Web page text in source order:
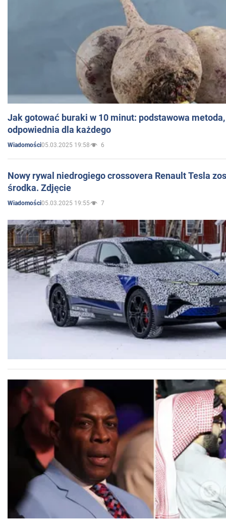
Jak gotować buraki w 10 minut: podstawowa
odpowiednia dla każdego
Wiadomości05.03.2025 19:58 6
Nowy rywal niedrogiego crossovera Renault Tesla
środka. Zdjęcie
Wiadomości05.03.2025 19:55 7